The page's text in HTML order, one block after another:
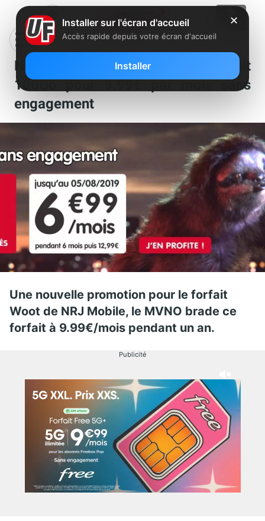
NRJ Mobile propose son forfait
100Go pour 9.99€ par mois sans
engagement
Une nouvelle promotion pour le forfait
Woot de NRJ Mobile, le MVNO brade ce
forfait à 9.99€/mois pendant un an.
Publicité
✕
Installer sur l'écran d'accueil
Accès rapide depuis votre écran d'accueil
Installer